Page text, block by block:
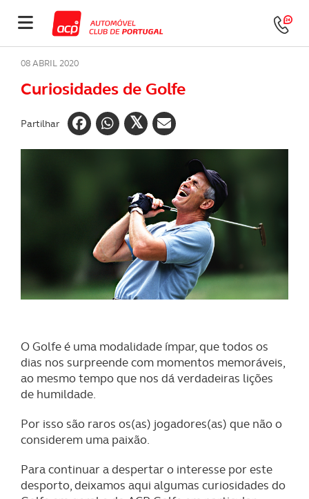
08 ABRIL 2020
Curiosidades de Golfe
Partilhar
O Golfe é uma modalidade ímpar, que todos os
dias nos surpreende com momentos memoráveis,
ao mesmo tempo que nos dá verdadeiras lições
de humildade.
Por isso são raros os(as) jogadores(as) que não o
considerem uma paixão.
Para continuar a despertar o interesse por este
desporto, deixamos aqui algumas curiosidades do